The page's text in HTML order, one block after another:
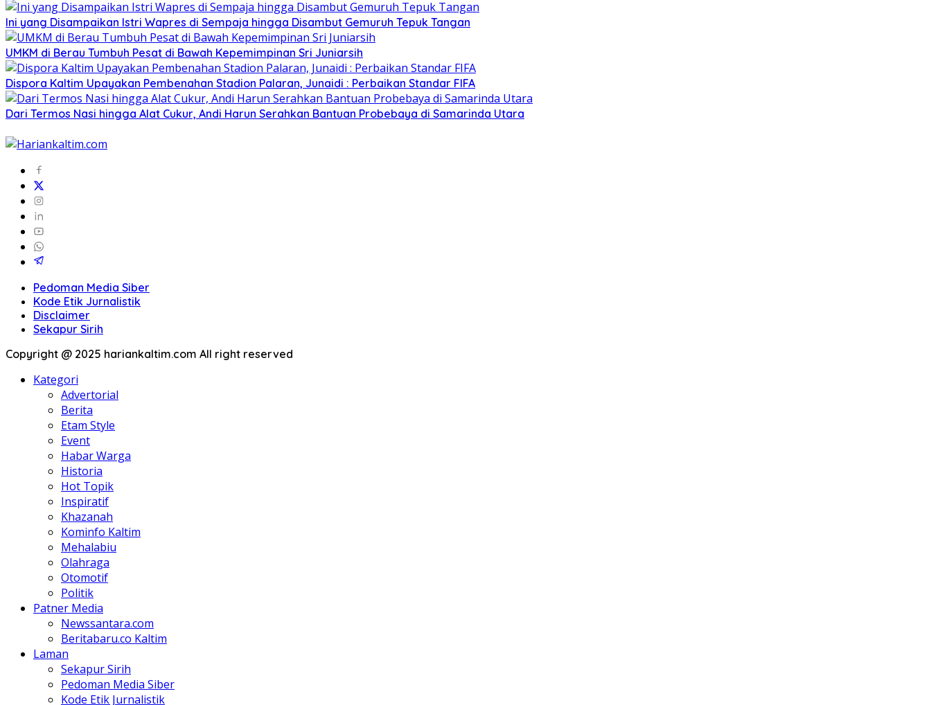
Ini yang Disampaikan Istri Wapres di Sempaja hingga Disambut Gemuruh Tepuk Tangan
UMKM di Berau Tumbuh Pesat di Bawah Kepemimpinan Sri Juniarsih
Dispora Kaltim Upayakan Pembenahan Stadion Palaran, Junaidi : Perbaikan Standar FIFA
Dari Termos Nasi hingga Alat Cukur, Andi Harun Serahkan Bantuan Probebaya di Samarinda Utara
Pedoman Media Siber
Kode Etik Jurnalistik
Disclaimer
Sekapur Sirih
Copyright @ 2025 hariankaltim.com All right reserved
Kategori
Advertorial
Berita
Etam Style
Event
Habar Warga
Historia
Hot Topik
Inspiratif
Khazanah
Kominfo Kaltim
Mehalabiu
Olahraga
Otomotif
Politik
Patner Media
Newssantara.com
Beritabaru.co Kaltim
Laman
Sekapur Sirih
Pedoman Media Siber
Kode Etik Jurnalistik